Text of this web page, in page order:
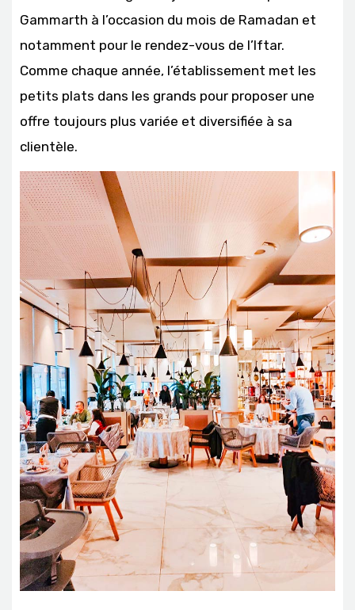
Gammarth à l’occasion du mois de Ramadan et
notamment pour le rendez-vous de l’Iftar.
Comme chaque année, l’établissement met les
petits plats dans les grands pour proposer une
offre toujours plus variée et diversifiée à sa
clientèle.